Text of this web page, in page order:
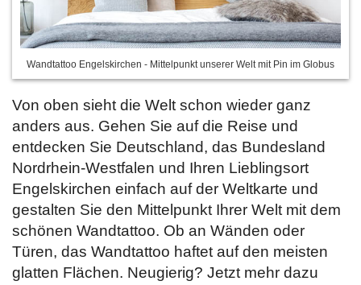
Wandtattoo Engelskirchen - Mittelpunkt unserer Welt mit Pin im Globus
Von oben sieht die Welt schon wieder ganz
anders aus. Gehen Sie auf die Reise und
entdecken Sie Deutschland, das Bundesland
Nordrhein-Westfalen und Ihren Lieblingsort
Engelskirchen einfach auf der Weltkarte und
gestalten Sie den Mittelpunkt Ihrer Welt mit dem
schönen Wandtattoo. Ob an Wänden oder
Türen, das Wandtattoo haftet auf den meisten
glatten Flächen. Neugierig? Jetzt mehr dazu